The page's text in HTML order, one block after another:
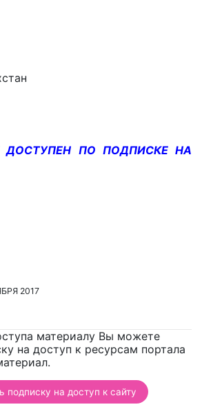
ДОСТУПЕН ПО ПОДПИСКЕ НА
2017
материалу Вы можете
на доступ к ресурсам портала
подписку на доступ к сайту